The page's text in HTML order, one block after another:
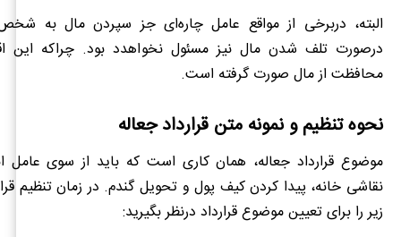
البته، دربرخی از مواقع عامل چاره‌ای جز سپردن مال به
درصورت تلف شدن مال نیز مسئول نخواهدد بود. چراکه این
محافظت از مال صورت گرفته است.
نحوه تنظیم و نمونه متن قرارداد جعاله
موضوع قرارداد جعاله، همان کاری است که باید از سوی عامل
نقاشی خانه، پیدا کردن کیف پول و تحویل گندم. در زمان تنظیم
زیر را برای تعیین موضوع قرارداد درنظر بگیرید: